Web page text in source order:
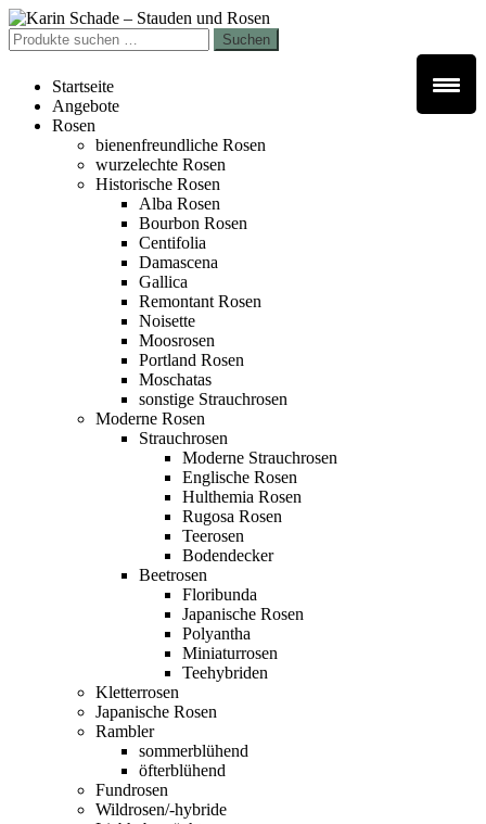
Zur
Navigation
springen
Zum
Inhalt
springen
Suchen
nach:
Suchen
Startseite
Angebote
Rosen
bienenfreundliche Rosen
wurzelechte Rosen
Historische Rosen
Alba Rosen
Bourbon Rosen
Centifolia
Damascena
Gallica
Remontant Rosen
Noisette
Moosrosen
Portland Rosen
Moschatas
sonstige Strauchrosen
Moderne Rosen
Strauchrosen
Moderne Strauchrosen
Englische Rosen
Hulthemia Rosen
Rugosa Rosen
Teerosen
Bodendecker
Beetrosen
Floribunda
Japanische Rosen
Polyantha
Miniaturrosen
Teehybriden
Kletterrosen
Japanische Rosen
Rambler
sommerblühend
öfterblühend
Fundrosen
Wildrosen/-hybride